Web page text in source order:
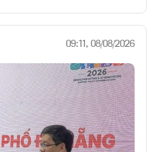
09:11, 08/08/2026